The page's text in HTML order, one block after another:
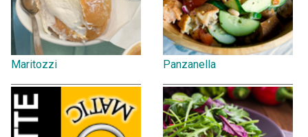
Maritozzi Panzanella